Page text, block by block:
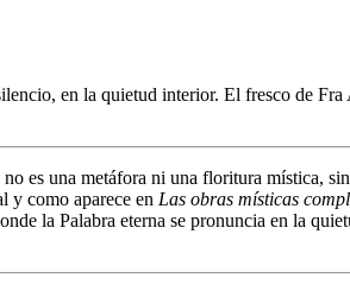
en la quietud interior. El fresco de
es una metáfora ni una floritura mística,
y como aparece en Las obras místicas
la Palabra eterna se pronuncia en la